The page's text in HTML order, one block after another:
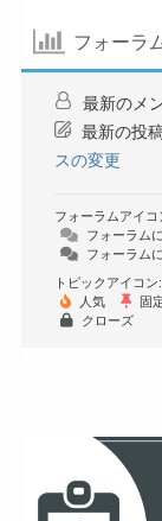
フォーラ
最新のメ
最新の投
スの変更
フォーラムアイコ
フォーラム
フォーラム
トピックアイコン:
人気
固
クローズ